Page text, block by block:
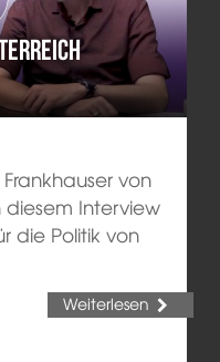
von
diesem Interview
die Politik von
Weiterlesen